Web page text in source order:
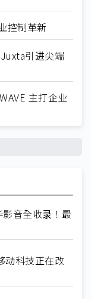
控制革新
引进尖端
主打企业
音全收录！最
动科技正在改